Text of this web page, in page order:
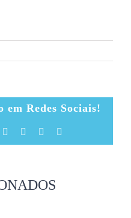
Redes Sociais!
TumblrPinterest